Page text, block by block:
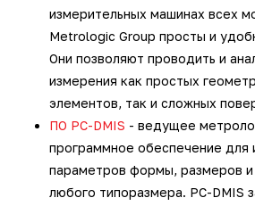
измерительных машинах всех
Metrologic Group просты и
Они позволяют проводить и
измерения как простых
элементов, так и сложных
ПО PC-DMIS - ведущее
программное обеспечение для
параметров формы, размеров
любого типоразмера. PC-DMIS